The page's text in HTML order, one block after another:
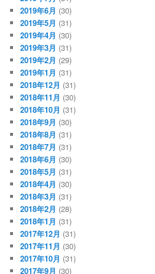
2019年6月 (30)
2019年5月 (31)
2019年4月 (30)
2019年3月 (31)
2019年2月 (29)
2019年1月 (31)
2018年12月 (31)
2018年11月 (30)
2018年10月 (31)
2018年9月 (30)
2018年8月 (31)
2018年7月 (31)
2018年6月 (30)
2018年5月 (31)
2018年4月 (30)
2018年3月 (31)
2018年2月 (28)
2018年1月 (31)
2017年12月 (31)
2017年11月 (30)
2017年10月 (31)
2017年9月 (30)